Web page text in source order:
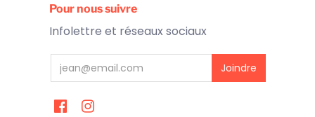
Pour nous suivre
Infolettre et réseaux sociaux